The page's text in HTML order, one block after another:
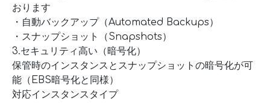
おります
・自動バックアップ（Automated Backups）
・スナップショット（Snapshots）
3.セキュリティ高い（暗号化）
保管時のインスタンスとスナップショットの暗号化が可
能（EBS暗号化と同様）
対応インスタンスタイプ